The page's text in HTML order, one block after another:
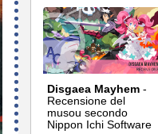
Disgaea Mayhem -
Recensione del
musou secondo
Nippon Ichi Software